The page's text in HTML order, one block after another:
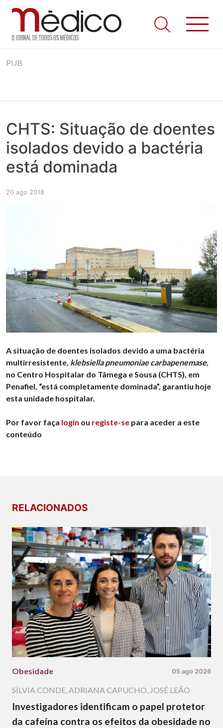
to
Jornal Médico
Médico – O Jornal de Todos os Médicos. Onde as notícias
realmente contam! Tudo o que se passa na Saúde!
PUB
CHTS: Situação de doentes
isolados devido a bactéria
está dominada
20 ago 2018
A situação de doentes isolados devido a uma bactéria
multirresistente, klebsiella pneumoniae carbapenemase,
no Centro Hospitalar do Tâmega e Sousa (CHTS), em
Penafiel, “está completamente dominada”, garantiu hoje
esta unidade hospitalar.
Por favor faça login ou registe-se para aceder a este
conteúdo
RELACIONADOS
Obesidade 05 ago 2026
SÍLVIA CONDE,ADRIANA CAPUCHO, JOSÉ LEÃO
Investigadores identificam o papel protetor
da cafeína contra os efeitos da obesidade no